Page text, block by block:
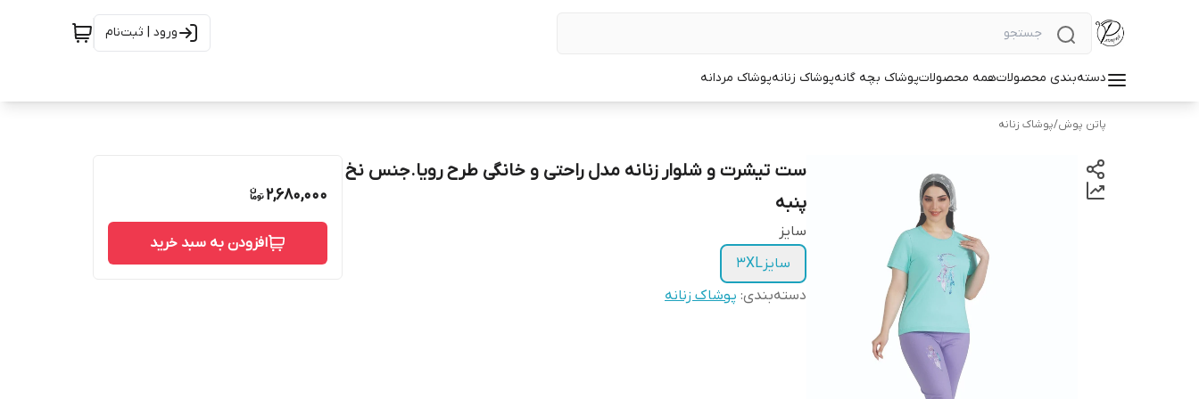
ورود | ثبت‌نام
دسته‌بندی محصولاتهمه محصولاتپوشاک بچه گانهپوشاک زنانهپوشاک مردانه
پاتن پوش/پوشاک زنانه
ست تیشرت و شلوار زنانه مدل راحتی و خانگی طرح رویا.جنس نخ
پنبه
سایز
سایز3XL
دسته‌بندی: پوشاک زنانه
2,680,000
افزودن به سبد خرید